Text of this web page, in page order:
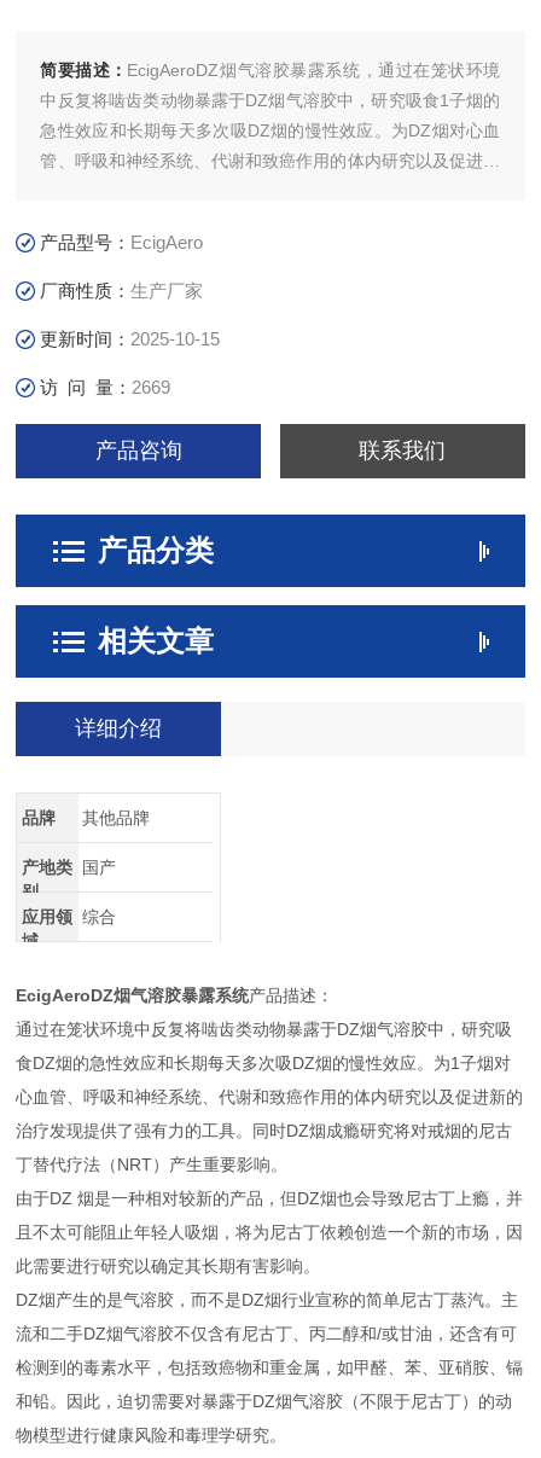
简要描述： EcigAeroDZ烟气溶胶暴露系统，通过在笼状环境
中反复将啮齿类动物暴露于DZ烟气溶胶中，研究吸食1子烟的
急性效应和长期每天多次吸DZ烟的慢性效应。为DZ烟对心血
管、呼吸和神经系统、代谢和致癌作用的体内研究以及促进新
产品型号： EcigAero
厂商性质：生产厂家
更新时间： 2025-10-15
访 问 量： 2669
产品咨询 联系我们
产品分类
相关文章
详细介绍
品牌 其他品牌
产地类
别
国产
应用领
域
综合
EcigAeroDZ烟气溶胶暴露系统产品描述：
通过在笼状环境中反复将啮齿类动物暴露于DZ烟气溶胶中，研究吸
食DZ烟的急性效应和长期每天多次吸DZ烟的慢性效应。为1子烟对
心血管、呼吸和神经系统、代谢和致癌作用的体内研究以及促进新的
治疗发现提供了强有力的工具。同时DZ烟成瘾研究将对戒烟的尼古
丁替代疗法（NRT）产生重要影响。
由于DZ 烟是一种相对较新的产品，但DZ烟也会导致尼古丁上瘾，并
且不太可能阻止年轻人吸烟，将为尼古丁依赖创造一个新的市场，因
此需要进行研究以确定其长期有害影响。
DZ烟产生的是气溶胶，而不是DZ烟行业宣称的简单尼古丁蒸汽。主
流和二手DZ烟气溶胶不仅含有尼古丁、丙二醇和/或甘油，还含有可
检测到的毒素水平，包括致癌物和重金属，如甲醛、苯、亚硝胺、镉
和铅。因此，迫切需要对暴露于DZ烟气溶胶（不限于尼古丁）的动
物模型进行健康风险和毒理学研究。